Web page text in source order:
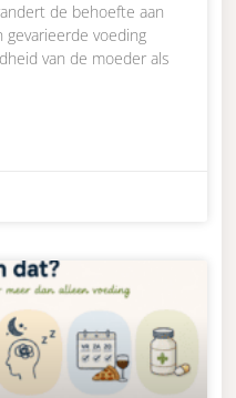
de behoefte aan
voeding
van de moeder als